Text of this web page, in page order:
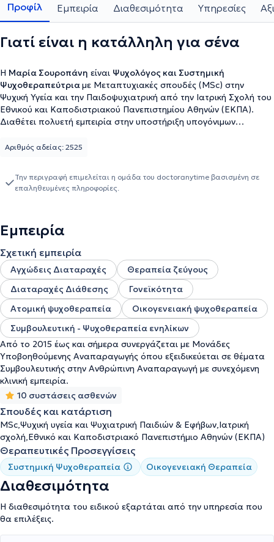
Προφίλ Εμπειρία Διαθεσιμότητα Υπηρεσίες
Γιατί είναι η κατάλληλη για σένα
Η Μαρία Σουροπάνη είναι Ψυχολόγος και Συστημική
Ψυχοθεραπεύτριαμε Μεταπτυχιακές σπουδές (MSc) στην
Ψυχική Υγεία και την Παιδοψυχιατρική από την Ιατρική Σχολή του
Εθνικού και Καποδιστριακού Πανεπιστημίου Αθηνών (ΕΚΠΑ).
Διαθέτει πολυετή εμπειρία στην υποστήριξη υπογόνιμων
υποβοηθούμενης αναπαραγωγής. Παράλληλα, έχει συνεργαστεί
ψυχομετρικών εργαλείων (MMPI-2) και έχει συμμετάσχει σε
ετήσια μετεκπαιδευτικά προγράμματα με θεματικές όπως κλινικές
κατάρτισή της με σεμινάρια , κλινικές ομάδες, ομάδες μελέτης και
πραγματοποιεί διά ζώσης και διαδικτυακές συνεδρίες
ψυχοθεραπείας σε εφήβους και ενήλικες, γυναίκες κατά την
περιγεννητική περίοδο, και άτομα ή ζευγάρια που επιθυμούν να
αποκτήσουν παιδί και διανύουν τη μετάβαση στη γονεϊκότητα.
Αριθμός αδείας: 2525
Την περιγραφή επιμελείται η ομάδα του doctoranytime βασισμένη σε
επαληθευμένες πληροφορίες.
Εμπειρία
Σχετική εμπειρία
Αγχώδεις Διαταραχές
Θεραπεία ζεύγους
Διαταραχές Διάθεσης
Γονεϊκότητα
Ατομική ψυχοθεραπεία
Οικογενειακή ψυχοθεραπεία
Συμβουλευτική - Ψυχοθεραπεία ενηλίκων
Από το 2015 έως και σήμερα συνεργάζεται με Μονάδες
Υποβοηθούμενης Αναπαραγωγής όπου εξειδικεύεται σε θέματα
Συμβουλευτικής στην Ανθρώπινη Αναπαραγωγή με συνεχόμενη
κλινική εμπειρία.
10 συστάσεις ασθενών
Σπουδές και κατάρτιση
MSc,Ψυχική υγεία και Ψυχιατρική Παιδιών & Εφήβων,Ιατρική
σχολή,Εθνικό και Καποδιστριακό Πανεπιστήμιο Αθηνών (ΕΚΠΑ)
Θεραπευτικές Προσεγγίσεις
Συστημική Ψυχοθεραπεία Οικογενειακή Θεραπεία
Διαθεσιμότητα
Η διαθεσιμότητα του ειδικού εξαρτάται από την υπηρεσία που
θα επιλέξεις.